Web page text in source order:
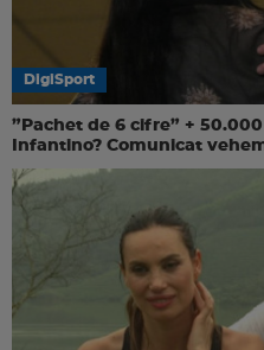
DigiSport
”Pachet de 6 cifre” +
Infantino? Comunicat